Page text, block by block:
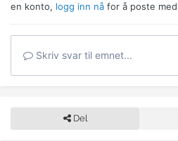
en konto, logg inn nå for å poste
Skriv svar til emnet...
Del